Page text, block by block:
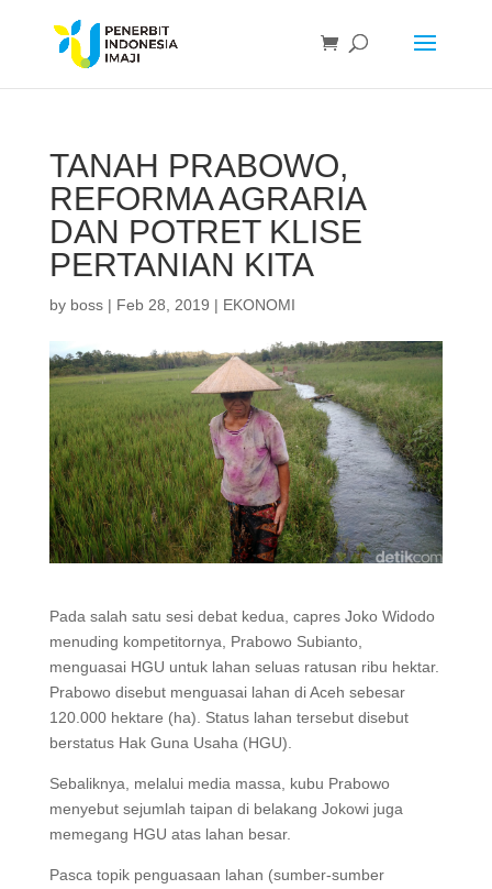
TANAH PRABOWO,
REFORMA AGRARIA
DAN POTRET KLISE
PERTANIAN KITA
by boss| Feb 28, 2019 | EKONOMI
Pada salah satu sesi debat kedua, capres Joko Widodo
menuding kompetitornya, Prabowo Subianto,
menguasai HGU untuk lahan seluas ratusan ribu hektar.
Prabowo disebut menguasai lahan di Aceh sebesar
120.000 hektare (ha). Status lahan tersebut disebut
berstatus Hak Guna Usaha (HGU).
Sebaliknya, melalui media massa, kubu Prabowo
menyebut sejumlah taipan di belakang Jokowi juga
memegang HGU atas lahan besar.
Pasca topik penguasaan lahan (sumber-sumber